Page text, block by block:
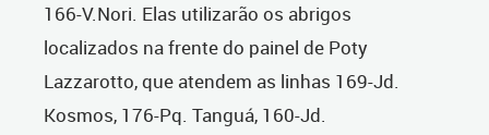
166-V.Nori. Elas utilizarão os abrigos
localizados na frente do painel de Poty
Lazzarotto, que atendem as linhas 169-Jd.
Kosmos, 176-Pq. Tanguá, 160-Jd.